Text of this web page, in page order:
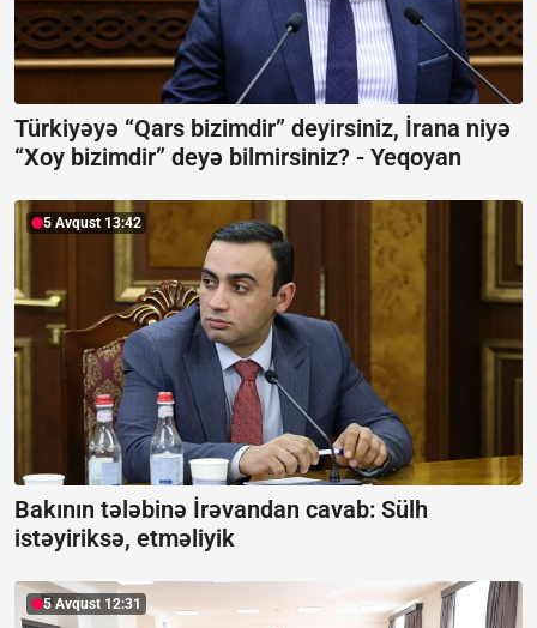
Türkiyəyə “Qars bizimdir” deyirsiniz, İrana niyə
“Xoy bizimdir” deyə bilmirsiniz? - Yeqoyan
5 Avqust 13:42
Bakının tələbinə İrəvandan cavab: Sülh
istəyiriksə, etməliyik
5 Avqust 12:31